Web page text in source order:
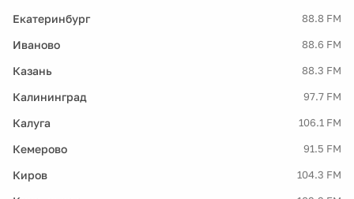
Екатеринбург 88.8 FM
Иваново 88.6 FM
Казань 88.3 FM
Калининград 97.7 FM
Калуга 106.1 FM
Кемерово 91.5 FM
Киров 104.3 FM